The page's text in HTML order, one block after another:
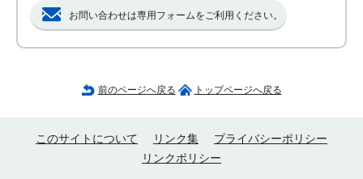
お問い合わせは専用フォームをご利用ください。
前のページへ戻る トップページへ戻る
このサイトについて リンク集
プライバシーポリシー
リンクポリシー